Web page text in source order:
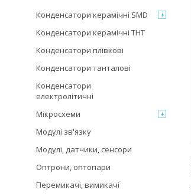
Конденсатори керамічні SMD
Конденсатори керамічні THT
Конденсатори плівкові
Конденсатори танталові
Конденсатори
електролітичні
Мікросхеми
Модулі зв'язку
Модулі, датчики, сенсори
Оптрони, оптопари
Перемикачі, вимикачі